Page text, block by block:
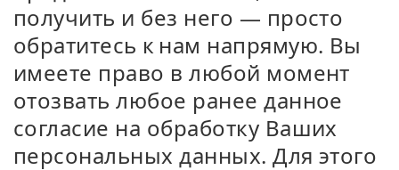
получить и без него — просто
обратитесь к нам напрямую. Вы
имеете право в любой момент
отозвать любое ранее данное
согласие на обработку Ваших
персональных данных. Для этого